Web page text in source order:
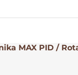
MAX PID /